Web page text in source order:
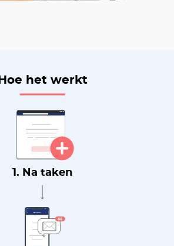
Hoe het werkt
1. Na taken